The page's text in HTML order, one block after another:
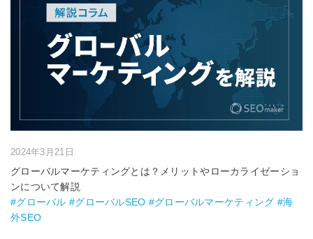
2024年3月21日
グローバルマーケティングとは？メリットやローカライゼーショ
ンについて解説
#グローバル #グローバルSEO #グローバルマーケティング #海
外SEO